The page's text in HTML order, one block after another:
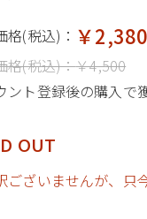
格(税込)： ￥2,380
格(税込)：￥4,500
ント登録後の購入で
OUT
ございませんが、只